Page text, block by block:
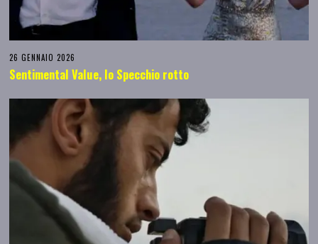
26 GENNAIO 2026
Sentimental Value, lo Specchio rotto